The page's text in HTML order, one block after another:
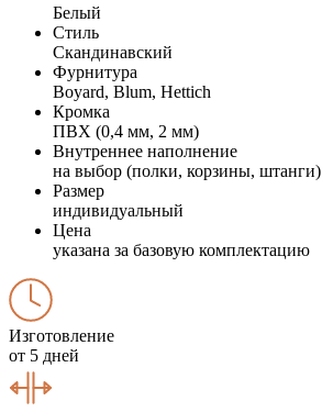
Белый
Стиль
Скандинавский
Фурнитура
Boyard, Blum, Hettich
Кромка
ПВХ (0,4 мм, 2 мм)
Внутреннее наполнение
на выбор (полки, корзины, штанги)
Размер
индивидуальный
Цена
указана за базовую комплектацию
Изготовление
от 5 дней